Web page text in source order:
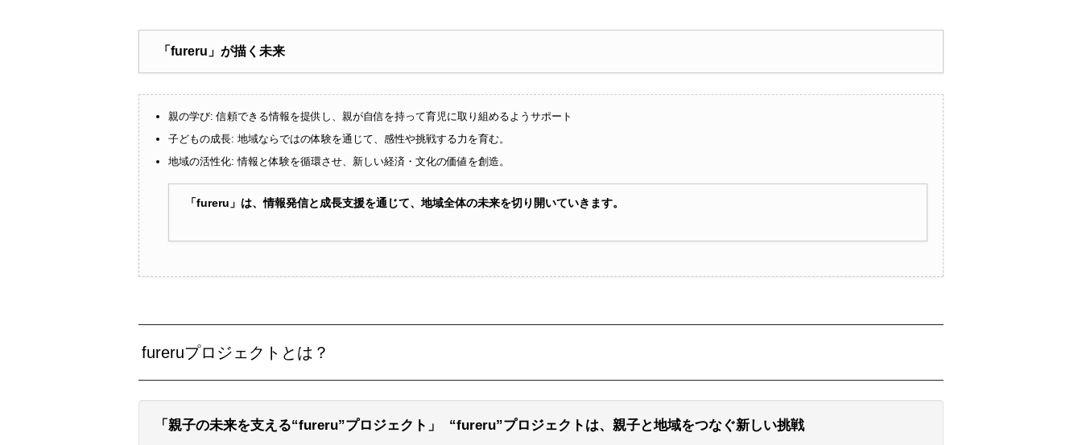
「fureru」が描く未来
親の学び: 信頼できる情報を提供し、親が自信を持って育児に取り組めるようサポート
子どもの成長: 地域ならではの体験を通じて、感性や挑戦する力を育む。
地域の活性化: 情報と体験を循環させ、新しい経済・文化の価値を創造。
「fureru」は、情報発信と成長支援を通じて、地域全体の未来を切り開いていきます。
fureruプロジェクトとは？
「親子の未来を支える“fureru”プロジェクト」 “fureru”プロジェクトは、親子と地域をつなぐ新しい挑戦